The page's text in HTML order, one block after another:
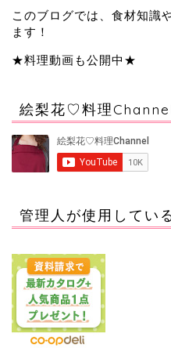
このブログでは、食材知識
ます！
★料理動画も公開中★
絵梨花♡料理
管理人が使用してい